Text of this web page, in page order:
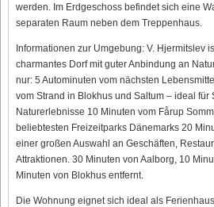
werden. Im Erdgeschoss befindet sich eine
separaten Raum neben dem Treppenhaus.
Informationen zur Umgebung: V. Hjermitslev
charmantes Dorf mit guter Anbindung an
nur: 5 Autominuten vom nächsten
vom Strand in Blokhus und Saltum – ideal für
Naturerlebnisse 10 Minuten vom Fårup
beliebtesten Freizeitparks Dänemarks 20
einer großen Auswahl an Geschäften,
Attraktionen. 30 Minuten von Aalborg, 10
Minuten von Blokhus entfernt.
Die Wohnung eignet sich ideal als